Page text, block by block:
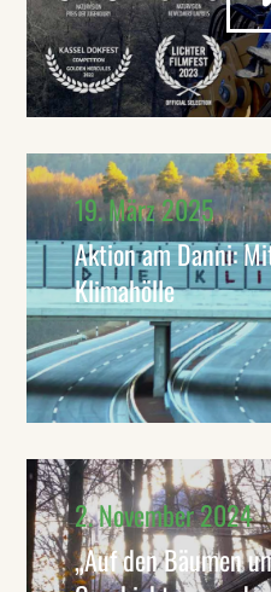
19. März 2025
Aktion am Danni:
Klimahölle
2. November 2024
„Auf den Bäumen